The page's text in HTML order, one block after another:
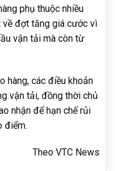
phụ thuộc nhiều
về đợt tăng giá cước vì
vận tải mà còn từ
hàng, các điều khoản
vận tải, đồng thời chủ
nhận để hạn chế rủi
điểm.
Theo VTC News